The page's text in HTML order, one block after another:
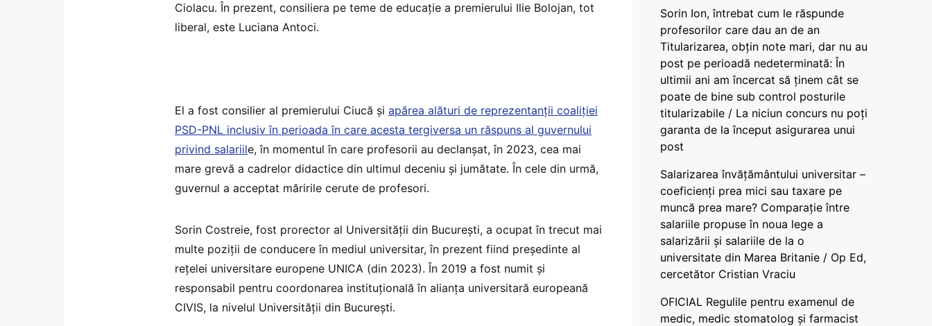
Ciolacu. În prezent, consiliera pe teme de educație a premierului Ilie Bolojan, tot
liberal, este Luciana Antoci.
El a fost consilier al premierului Ciucă și apărea alături de reprezentanții coaliției
PSD-PNL inclusiv în perioada în care acesta tergiversa un răspuns al guvernului
privind salariile, în momentul în care profesorii au declanșat, în 2023, cea mai
mare grevă a cadrelor didactice din ultimul deceniu și jumătate. În cele din urmă,
guvernul a acceptat măririle cerute de profesori.
Sorin Costreie, fost prorector al Universității din București, a ocupat în trecut mai
multe poziții de conducere în mediul universitar, în prezent fiind președinte al
rețelei universitare europene UNICA (din 2023). În 2019 a fost numit și
responsabil pentru coordonarea instituțională în alianța universitară europeană
CIVIS, la nivelul Universității din București.
Sorin Ion, întrebat cum le răspunde
profesorilor care dau an de an
Titularizarea, obțin note mari, dar nu au
post pe perioadă nedeterminată: În
ultimii ani am încercat să ținem cât se
poate de bine sub control posturile
titularizabile / La niciun concurs nu poți
garanta de la început asigurarea unui
post
Salarizarea învățământului universitar –
coeficienți prea mici sau taxare pe
muncă prea mare? Comparație între
salariile propuse în noua lege a
salarizării și salariile de la o
universitate din Marea Britanie / Op Ed,
cercetător Cristian Vraciu
OFICIAL Regulile pentru examenul de
medic, medic stomatolog și farmacist